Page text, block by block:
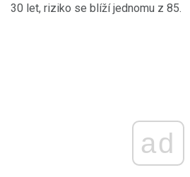
30 let, riziko se blíží jednomu z 85.
ad